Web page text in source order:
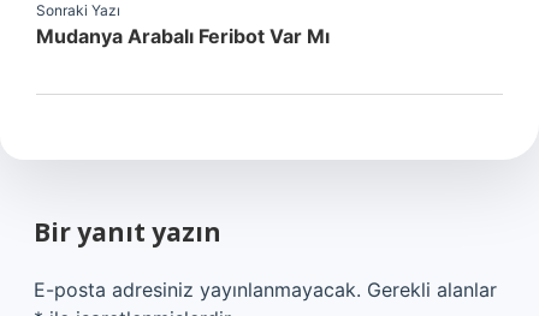
Sonraki Yazı
Mudanya Arabalı Feribot Var Mı
Bir yanıt yazın
E-posta adresiniz yayınlanmayacak. Gerekli alanlar